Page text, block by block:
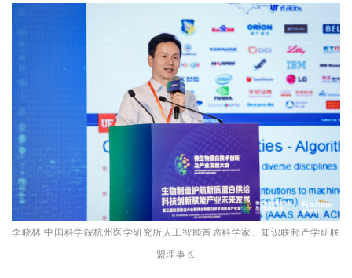
李晓林 中国科学院杭州医学研究所人工智能首席科学家、知识联邦产学研联
盟理事长